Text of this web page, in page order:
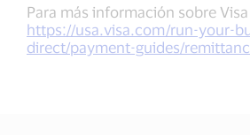
Para más información sobre
https://usa.visa.com/run-your-
direct/payment-guides/